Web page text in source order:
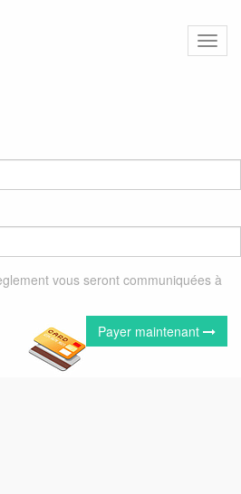
la
vous seront communiquées à
Payer maintenant